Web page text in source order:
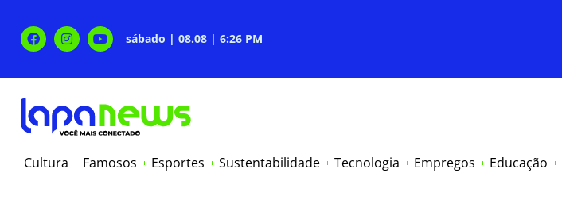
sábado | 08.08 | 6:26 PM
Cultura Famosos Esportes Sustentabilidade Tecnologia Empregos Educação